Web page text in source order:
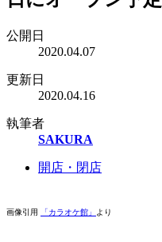
公開日
2020.04.07
更新日
2020.04.16
執筆者
SAKURA
開店・閉店
画像引用 「カラオケ館」 より